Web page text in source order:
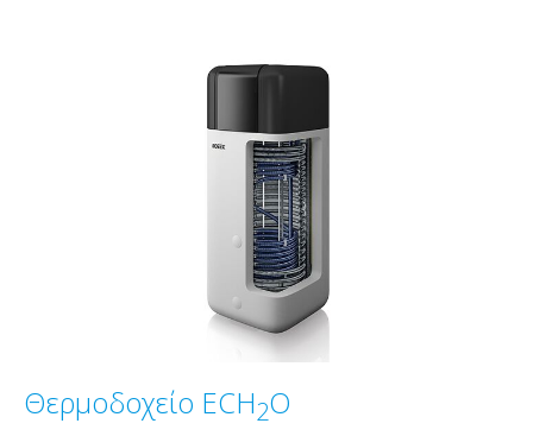
Θερμοδοχείο ECH2O